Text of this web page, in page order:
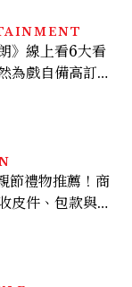
》線上看6大看
為戲自備高訂，
節禮物推薦！商
皮件、包款與鞋